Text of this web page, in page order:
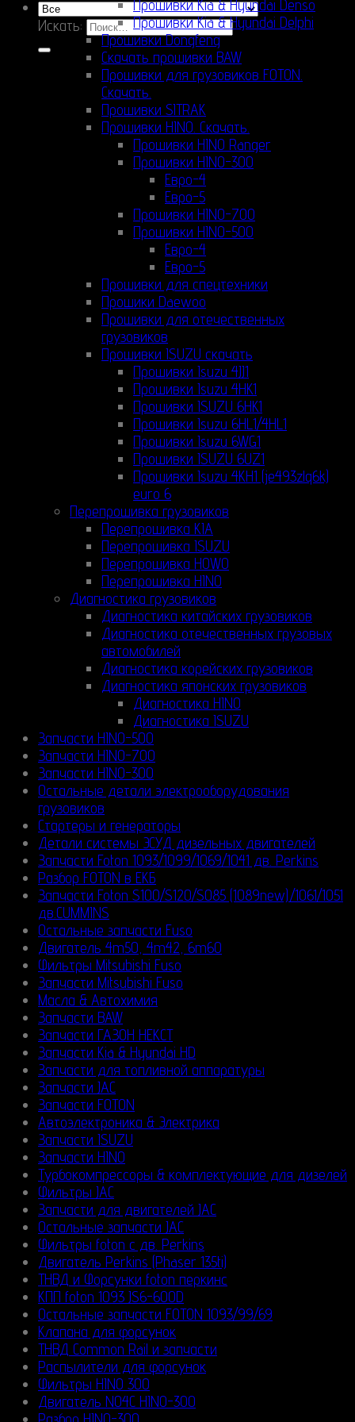
Искать:
Прошивки Kia & Hyundai Denso
Прошивки Kia & Hyundai Delphi
Прошивки Dongfeng
Скачать прошивки BAW
Прошивки для грузовиков FOTON.
Скачать.
Прошивки SITRAK
Прошивки HINO. Скачать.
Прошивки HINO Ranger
Прошивки HINO-300
Евро-4
Евро-5
Прошивки HINO-700
Прошивки HINO-500
Евро-4
Евро-5
Прошивки для спецтехники
Прошики Daewoo
Прошивки для отечественных
грузовиков
Прошивки ISUZU скачать
Прошивки Isuzu 4JJ1
Прошивки Isuzu 4HK1
Прошивки ISUZU 6HK1
Прошивки Isuzu 6HL1/4HL1
Прошивки Isuzu 6WG1
Прошивки ISUZU 6UZ1
Прошивки Isuzu 4KH1 (je493zlq6k)
euro 6
Перепрошивка грузовиков
Перепрошивка KIA
Перепрошивка ISUZU
Перепрошивка HOWO
Перепрошивка HINO
Диагностика грузовиков
Диагностика китайских грузовиков
Диагностика отечественных грузовых
автомобилей
Диагностика корейских грузовиков
Диагностика японских грузовиков
Диагностика HINO
Диагностика ISUZU
Запчасти HINO-500
Запчасти HINO-700
Запчасти HINO-300
Остальные детали электрооборудования
грузовиков
Стартеры и генераторы
Детали системы ЭСУД дизельных двигателей
Запчасти Foton 1093/1099/1069/1041 дв. Perkins
Разбор FOTON в ЕКБ
Запчасти Foton S100/S120/S085 (1089new)/1061/1051
дв.CUMMINS
Остальные запчасти Fuso
Двигатель 4m50, 4m42, 6m60
Фильтры Mitsubishi Fuso
Запчасти Mitsubishi Fuso
Масла & Автохимия
Запчасти BAW
Запчасти ГАЗОН НЕКСТ
Запчасти Kia & Hyundai HD
Запчасти для топливной аппаратуры
Запчасти JAC
Запчасти FOTON
Автоэлектроника & Электрика
Запчасти ISUZU
Запчасти HINO
Турбокомпрессоры & комплектующие для дизелей
Фильтры JAC
Запчасти для двигателей JAC
Остальные запчасти JAC
Фильтры foton с дв. Perkins
Двигатель Perkins (Phaser 135ti)
ТНВД и Форсунки foton перкинс
КПП foton 1093 JS6-600D
Остальные запчасти FOTON 1093/99/69
Клапана для форсунок
ТНВД Common Rail и запчасти
Распылители для форсунок
Фильтры HINO 300
Двигатель N04C HINO-300